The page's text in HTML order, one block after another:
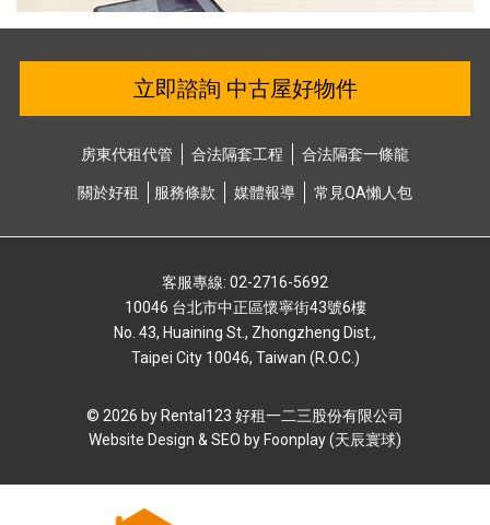
立即諮詢 中古屋好物件
房東代租代管 合法隔套⼯程 合法隔套⼀條龍
關於好租 服務條款 媒體報導 常⾒QA懶⼈包
客服專線: 02-2716-5692
10046 台北市中正區懷寧街43號6樓
No. 43, Huaining St., Zhongzheng Dist.,
Taipei City 10046, Taiwan (R.O.C.)
© 2026 by Rental123 好租⼀⼆三股份有限公司
Website Design & SEO by Foonplay (天辰寰球)